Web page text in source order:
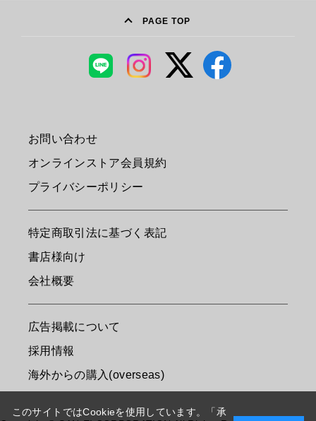
PAGE TOP
お問い合わせ
オンラインストア会員規約
プライバシーポリシー
特定商取引法に基づく表記
書店様向け
会社概要
広告掲載について
採用情報
海外からの購入(overseas)
このサイトではCookieを使用しています。「承